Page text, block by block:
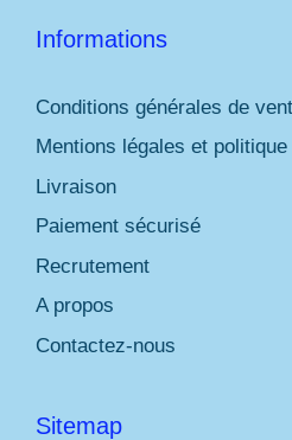
Informations
Conditions générales de
Mentions légales et
Livraison
Paiement sécurisé
Recrutement
A propos
Contactez-nous
Sitemap